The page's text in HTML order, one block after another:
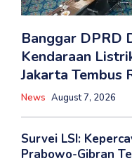
Banggar DPRD
Kendaraan
Jakarta Tembus
News August 7, 2026
Survei LSI:
Prabowo-Gibran